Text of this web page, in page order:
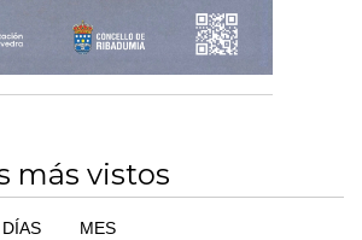
más vistos
MES